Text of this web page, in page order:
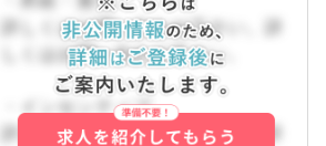
詳しくはお問い合わせ下さい。詳
しくはお問い合わせ下さい。
・インセンティブ
詳しくはお問い合わせ下さい。詳